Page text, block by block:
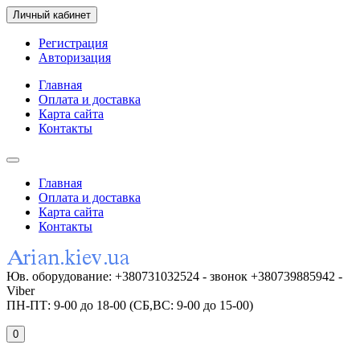
Личный кабинет
Регистрация
Авторизация
Главная
Оплата и доставка
Карта сайта
Контакты
Главная
Оплата и доставка
Карта сайта
Контакты
Юв. оборудование: +380731032524 - звонок +380739885942 -
Viber
ПН-ПТ: 9-00 до 18-00 (СБ,ВС: 9-00 до 15-00)
0